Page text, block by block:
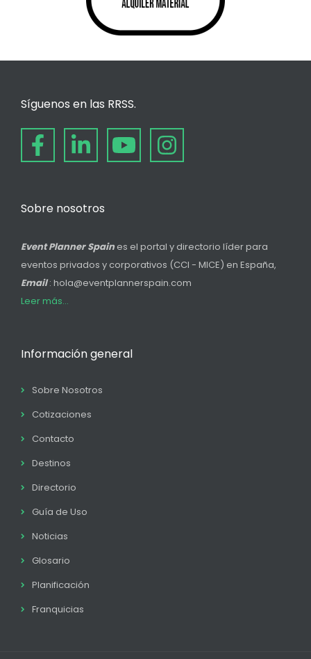
Síguenos en las RRSS.
Sobre nosotros
Event Planner Spain es el portal y directorio líder para
eventos privados y corporativos (CCI - MICE) en España,
Email: hola@eventplannerspain.com
Leer más...
Información general
Sobre Nosotros
Cotizaciones
Contacto
Destinos
Directorio
Guía de Uso
Noticias
Glosario
Planificación
Franquicias